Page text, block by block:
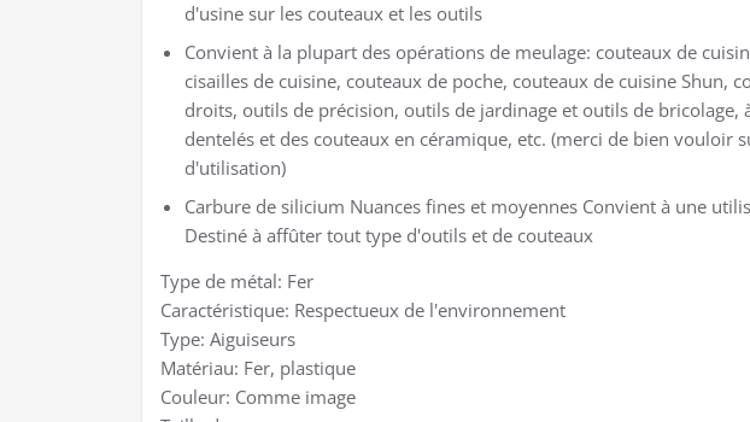
d'usine sur les couteaux et les outils
Convient à la plupart des opérations de meulage: couteaux de
cisailles de cuisine, couteaux de poche, couteaux de cuisine Shun,
droits, outils de précision, outils de jardinage et outils de bricolage,
dentelés et des couteaux en céramique, etc. (merci de bien vouloir
d'utilisation)
Carbure de silicium Nuances fines et moyennes Convient à une
Destiné à affûter tout type d'outils et de couteaux
Type de métal: Fer
Caractéristique: Respectueux de l'environnement
Type: Aiguiseurs
Matériau: Fer, plastique
Couleur: Comme image